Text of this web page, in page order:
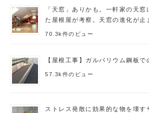
「天窓」ありかも。一軒家の天
た屋根屋が考察。天窓の進化が止
70.3k件のビュー
【屋根工事】ガルバリウム鋼板
57.3k件のビュー
ストレス発散に効果的な物を壊す